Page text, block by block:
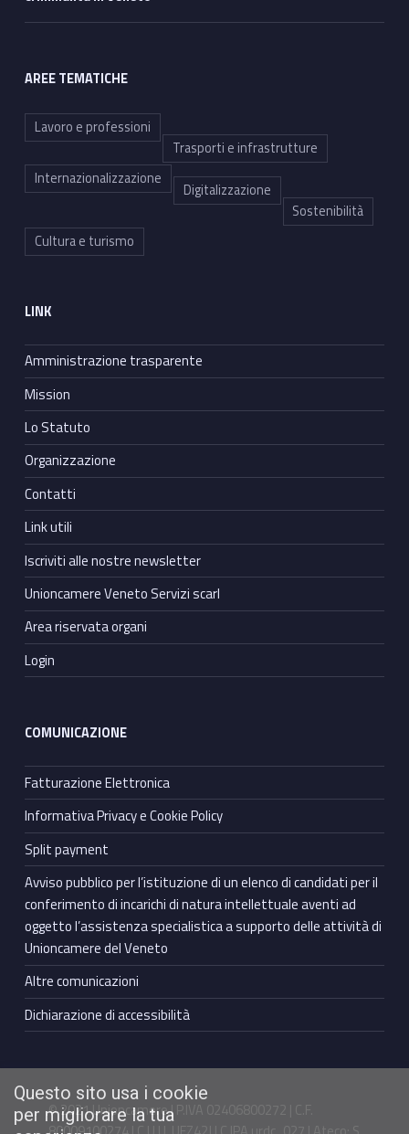
AREE TEMATICHE
Lavoro e professioni
Trasporti e infrastrutture
Internazionalizzazione
Digitalizzazione
Sostenibilità
Cultura e turismo
LINK
Amministrazione trasparente
Mission
Lo Statuto
Organizzazione
Contatti
Link utili
Iscriviti alle nostre newsletter
Unioncamere Veneto Servizi scarl
Area riservata organi
Login
COMUNICAZIONE
Fatturazione Elettronica
Informativa Privacy e Cookie Policy
Split payment
Avviso pubblico per l’istituzione di un elenco di candidati per il
conferimento di incarichi di natura intellettuale aventi ad
oggetto l’assistenza specialistica a supporto delle attività di
Unioncamere del Veneto
Altre comunicazioni
Dichiarazione di accessibilità
© 2021 Unioncamere | P.IVA 02406800272 | C.F.
Questo sito usa i cookie
per migliorare la tua